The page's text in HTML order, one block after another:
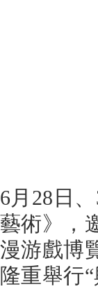
6月28日
藝術》，
漫游戲博
隆重舉行